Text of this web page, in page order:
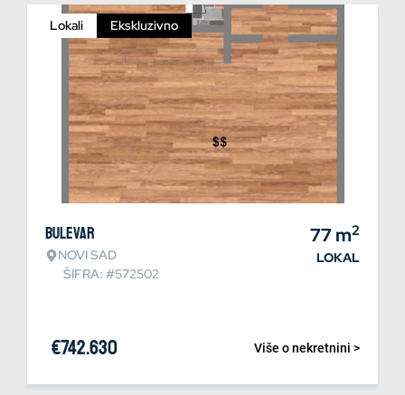
Lokali Ekskluzivno
Bulevar
NOVI SAD
ŠIFRA: #572502
77m2
LOKAL
Više o nekretnini >
€742.630